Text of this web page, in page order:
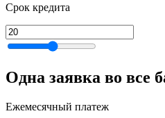
Срок кредита
Одна заявка во все
Ежемесячный платеж